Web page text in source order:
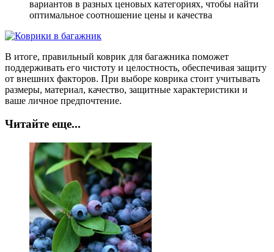
вариантов в разных ценовых категориях, чтобы найти
оптимальное соотношение цены и качества
В итоге, правильный коврик для багажника поможет
поддерживать его чистоту и целостность, обеспечивая защиту
от внешних факторов. При выборе коврика стоит учитывать
размеры, материал, качество, защитные характеристики и
ваше личное предпочтение.
Читайте еще...